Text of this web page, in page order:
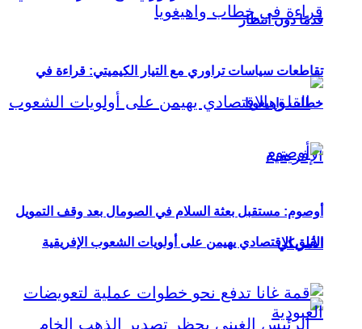
قدمًا دون انتظار
القلق الاقتصادي يهيمن على أولويات الشعوب الإفريقية
تقاطعات سياسات تراوري مع التيار الكيميتي: قراءة في
خطاب واهيغويا
أوصوم: مستقبل بعثة السلام في الصومال بعد وقف التمويل
الأمريكي